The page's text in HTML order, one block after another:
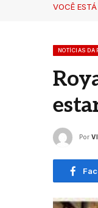
VOCÊ ESTÁ
NOTÍCIAS DA
Por